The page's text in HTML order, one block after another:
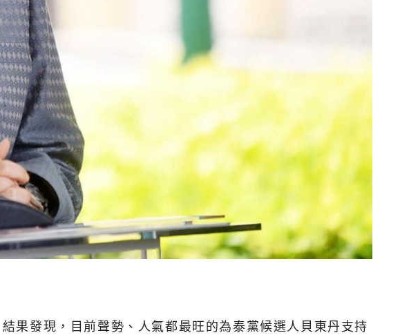
果發現，目前聲勢、人氣都最旺的為泰黨候選人貝東丹支持